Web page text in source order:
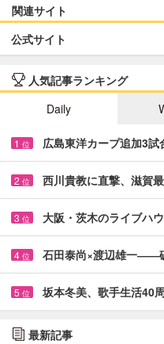
関連サイト
公式サイト
人気記事ランキング
Daily
1 位 広島東洋カープ追加3
2 位 西川貴教に直撃、滋賀
3 位 大阪・茨木のライブハ
4 位 石田泰尚×渡辺雄一――
5 位 坂本冬美、歌手生活40
最新記事